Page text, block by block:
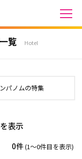
覧 Hotel
パノムの特集
表示
0件(1〜0件目を表示)